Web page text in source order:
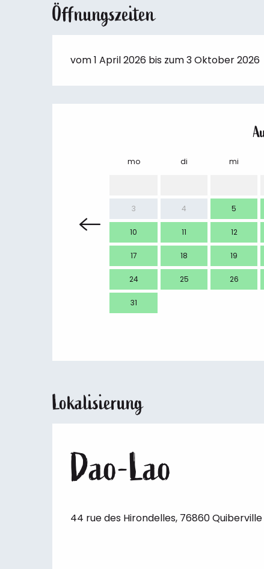
Öffnungszeiten
vom 1 April 2026 bis zum 3 Oktober 2026
mo di mi
3 4 5
10 11 12
17 18 19
24 25 26
31
Lokalisierung
Dao-Lao
44 rue des Hirondelles, 76860 Quiberville